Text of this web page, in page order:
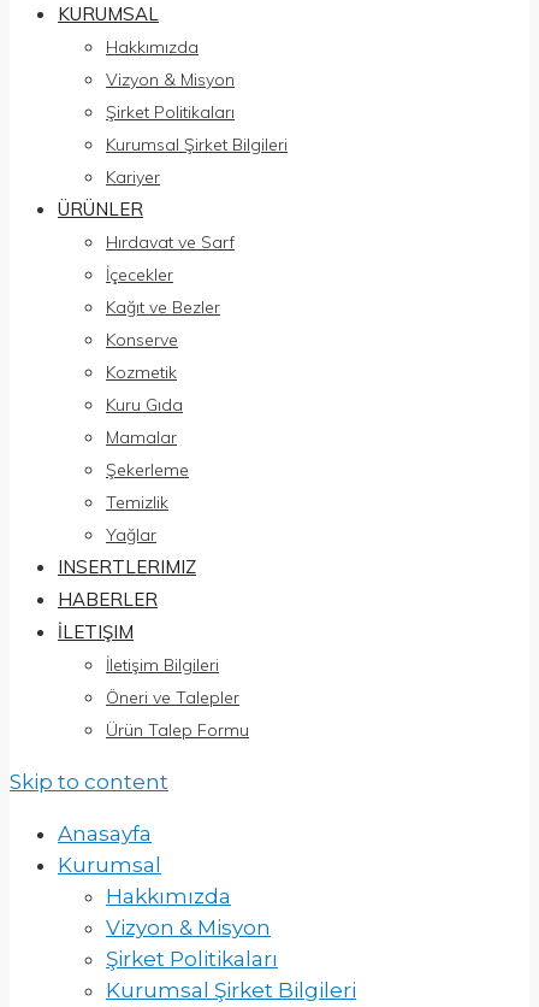
KURUMSAL
Hakkımızda
Vizyon & Misyon
Şirket Politikaları
Kurumsal Şirket Bilgileri
Kariyer
ÜRÜNLER
Hırdavat ve Sarf
İçecekler
Kağıt ve Bezler
Konserve
Kozmetik
Kuru Gıda
Mamalar
Şekerleme
Temizlik
Yağlar
INSERTLERIMIZ
HABERLER
İLETIŞIM
İletişim Bilgileri
Öneri ve Talepler
Ürün Talep Formu
Skip to content
Anasayfa
Kurumsal
Hakkımızda
Vizyon & Misyon
Şirket Politikaları
Kurumsal Şirket Bilgileri